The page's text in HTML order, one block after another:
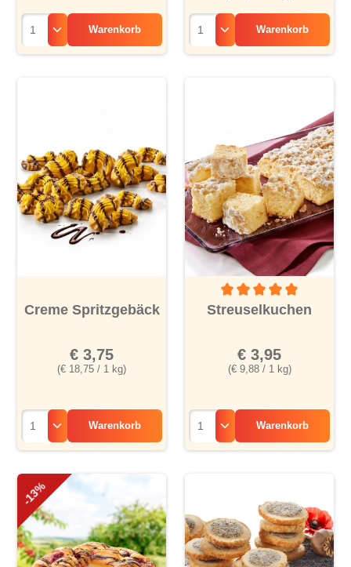
Warenkorb Warenkorb
Creme Spritzgebäck
(€ 18,75 / 1 kg)
€ 3,75
Warenkorb
Durchschnittliche
Streuselkuchen
(€ 9,88 / 1 kg)
€ 3,95
Warenkorb
-13%